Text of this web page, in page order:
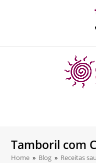
Tamboril com
Home » Blog » Receitas